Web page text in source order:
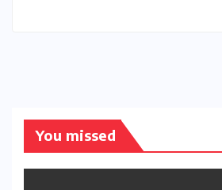
You missed